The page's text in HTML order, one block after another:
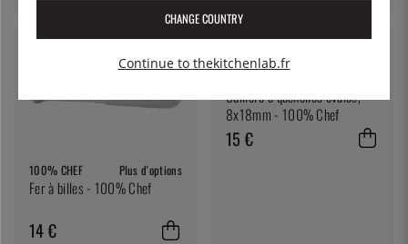
100% CHEF Plus d'options
Fer à billes - 100% Chef
14 €
Cuillère à quenelles ovales,
8x18mm - 100% Chef
15 €
CHANGE COUNTRY
Continue to thekitchenlab.fr